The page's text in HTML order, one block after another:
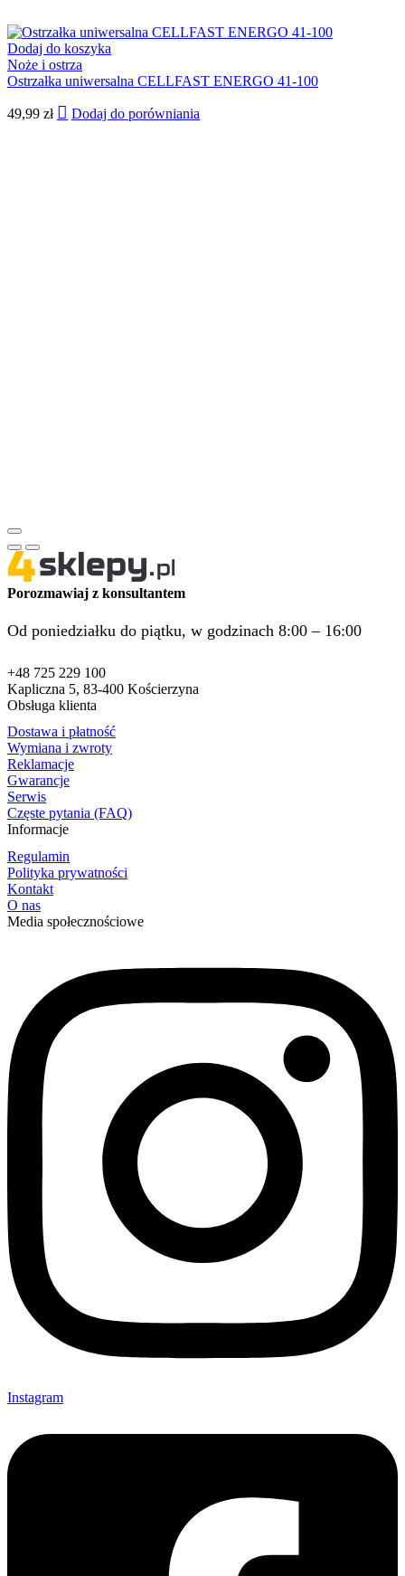
Dodaj do koszyka
Noże i ostrza
Ostrzałka uniwersalna CELLFAST ENERGO 41-100
49,99 zł Dodaj do porówniania
Porozmawiaj z konsultantem
Od poniedziałku do piątku, w godzinach 8:00 – 16:00
+48 725 229 100
Kapliczna 5, 83-400 Kościerzyna
Obsługa klienta
Dostawa i płatność
Wymiana i zwroty
Reklamacje
Gwarancje
Serwis
Częste pytania (FAQ)
Informacje
Regulamin
Polityka prywatności
Kontakt
O nas
Media społecznościowe
Instagram